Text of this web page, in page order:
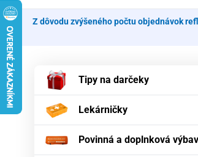
Z dôvodu zvýšeného počtu objednávok
Tipy na darčeky
Lekárničky
Povinná a doplnková